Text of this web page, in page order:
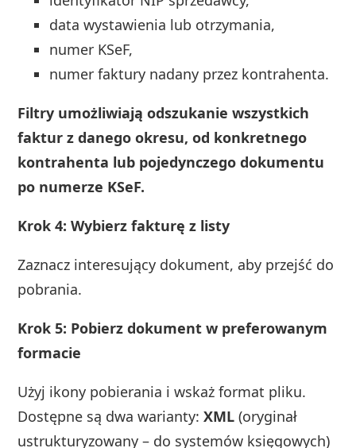
data wystawienia lub otrzymania,
numer KSeF,
numer faktury nadany przez kontrahenta.
Filtry umożliwiają odszukanie wszystkich
faktur z danego okresu, od konkretnego
kontrahenta lub pojedynczego dokumentu
po numerze KSeF.
Krok 4: Wybierz fakturę z listy
Zaznacz interesujący dokument, aby przejść do
pobrania.
Krok 5: Pobierz dokument w preferowanym
formacie
Użyj ikony pobierania i wskaż format pliku.
Dostępne są dwa warianty:XML (oryginał
ustrukturyzowany – do systemów księgowych)